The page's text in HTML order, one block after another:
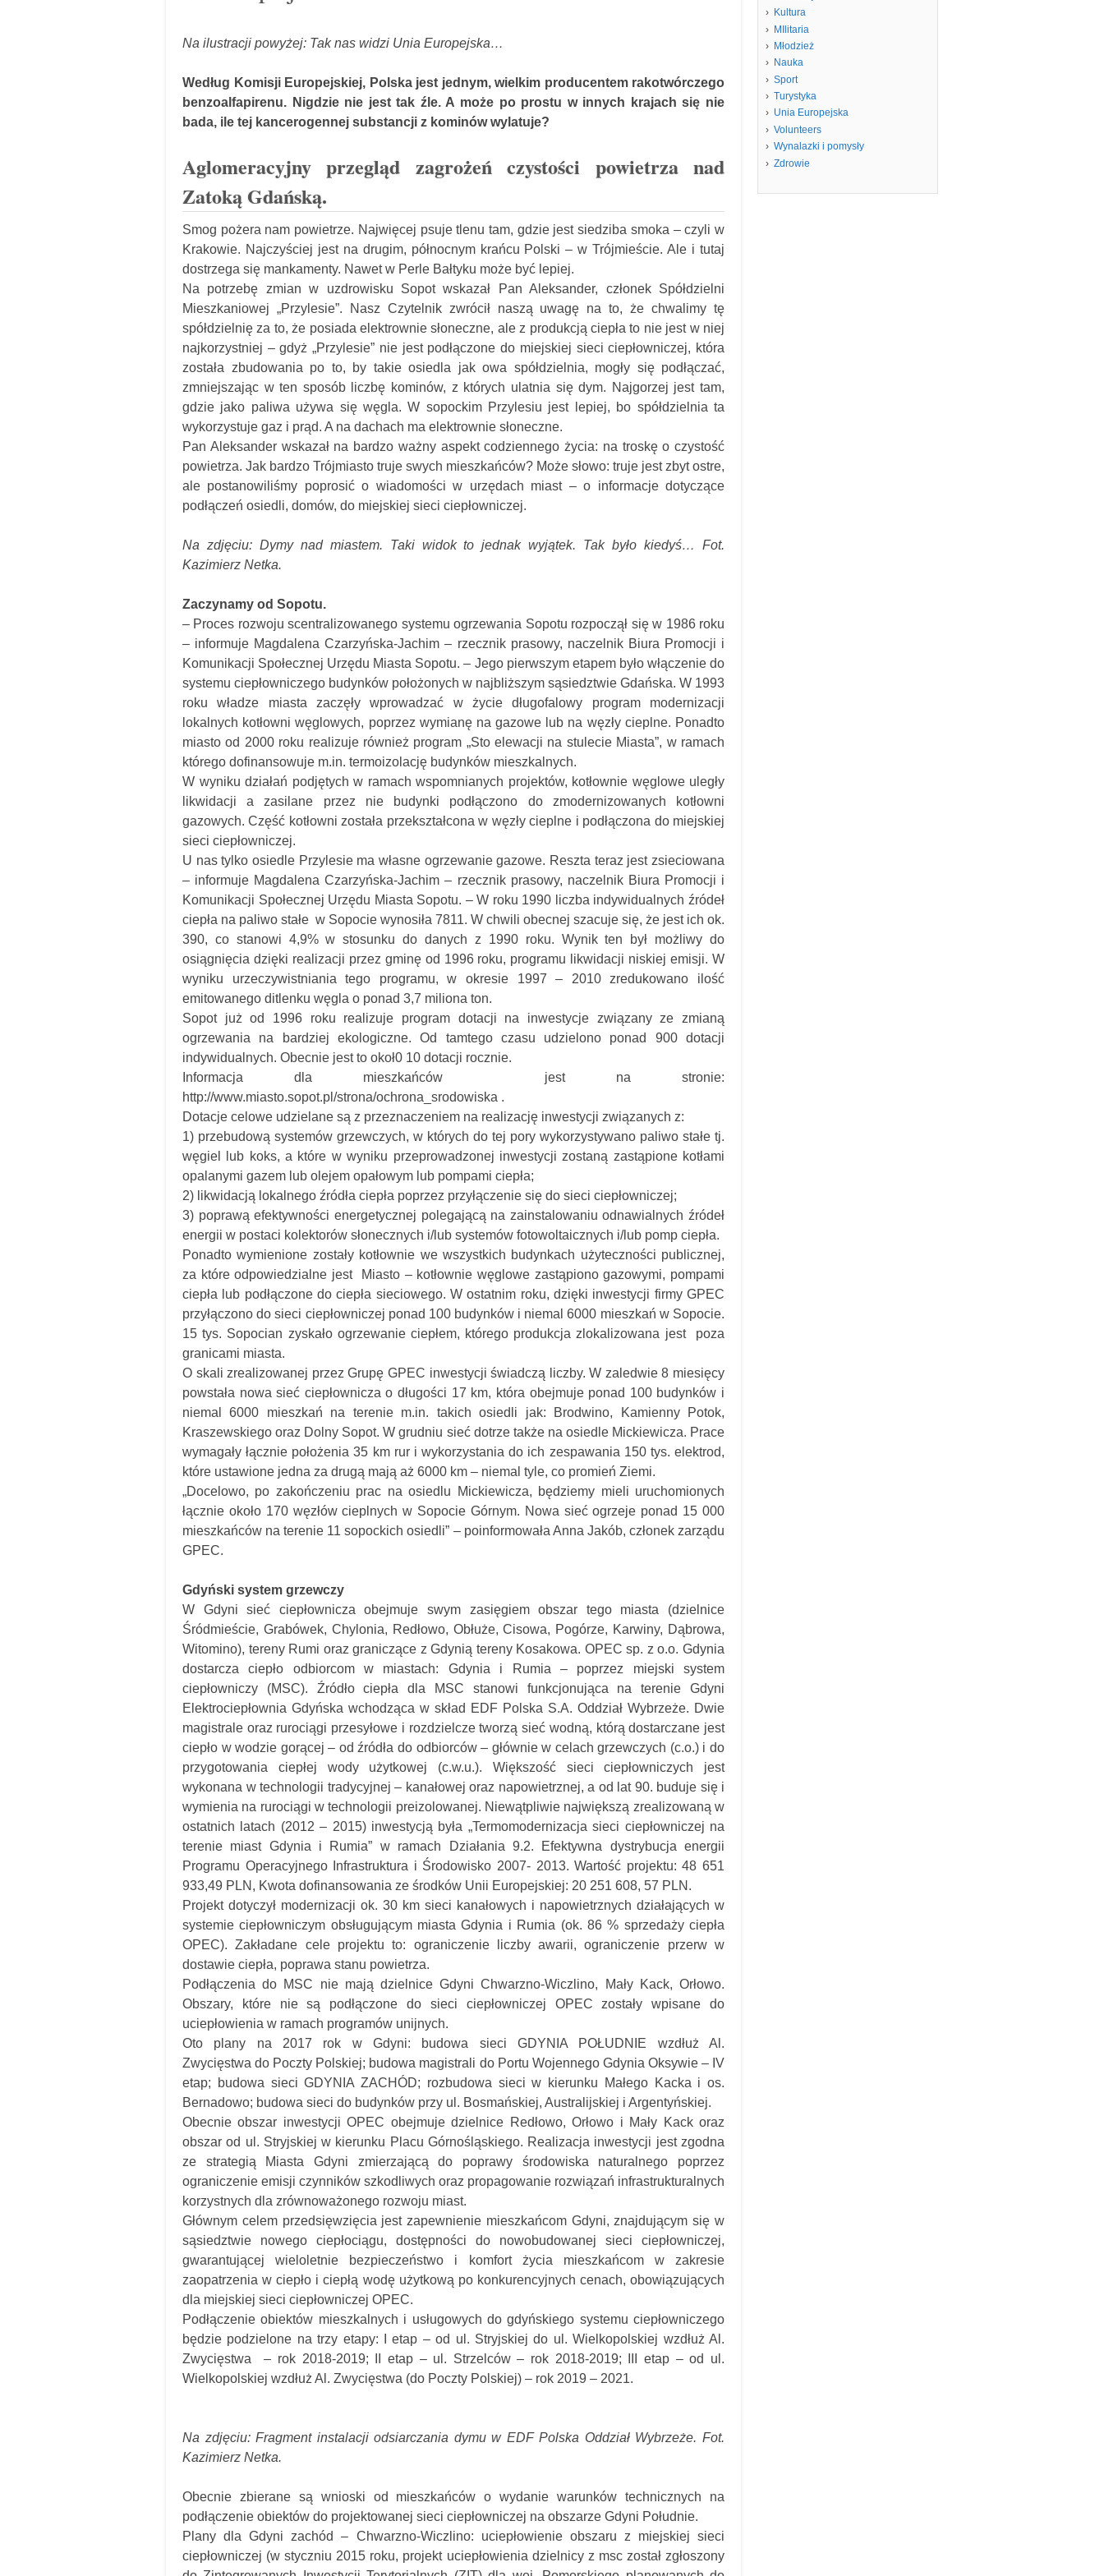
Na ilustracji powyżej: Tak nas widzi Unia Europejska…
Według Komisji Europejskiej, Polska jest jednym, wielkim producentem rakotwórczego
benzoalfapirenu. Nigdzie nie jest tak źle. A może po prostu w innych krajach się nie
bada, ile tej kancerogennej substancji z kominów wylatuje?
Aglomeracyjny przegląd zagrożeń czystości powietrza nad
Zatoką Gdańską.
Smog pożera nam powietrze. Najwięcej psuje tlenu tam, gdzie jest siedziba smoka – czyli w
Krakowie. Najczyściej jest na drugim, północnym krańcu Polski – w Trójmieście. Ale i tutaj
dostrzega się mankamenty. Nawet w Perle Bałtyku może być lepiej.
Na potrzebę zmian w uzdrowisku Sopot wskazał Pan Aleksander, członek Spółdzielni
Mieszkaniowej „Przylesie”. Nasz Czytelnik zwrócił naszą uwagę na to, że chwalimy tę
spółdzielnię za to, że posiada elektrownie słoneczne, ale z produkcją ciepła to nie jest w niej
najkorzystniej – gdyż „Przylesie” nie jest podłączone do miejskiej sieci ciepłowniczej, która
została zbudowania po to, by takie osiedla jak owa spółdzielnia, mogły się podłączać,
zmniejszając w ten sposób liczbę kominów, z których ulatnia się dym. Najgorzej jest tam,
gdzie jako paliwa używa się węgla. W sopockim Przylesiu jest lepiej, bo spółdzielnia ta
wykorzystuje gaz i prąd. A na dachach ma elektrownie słoneczne.
Pan Aleksander wskazał na bardzo ważny aspekt codziennego życia: na troskę o czystość
powietrza. Jak bardzo Trójmiasto truje swych mieszkańców? Może słowo: truje jest zbyt ostre,
ale postanowiliśmy poprosić o wiadomości w urzędach miast – o informacje dotyczące
podłączeń osiedli, domów, do miejskiej sieci ciepłowniczej.
Na zdjęciu: Dymy nad miastem. Taki widok to jednak wyjątek. Tak było kiedyś… Fot.
Kazimierz Netka.
Zaczynamy od Sopotu.
– Proces rozwoju scentralizowanego systemu ogrzewania Sopotu rozpoczął się w 1986 roku
– informuje Magdalena Czarzyńska-Jachim – rzecznik prasowy, naczelnik Biura Promocji i
Komunikacji Społecznej Urzędu Miasta Sopotu. – Jego pierwszym etapem było włączenie do
systemu ciepłowniczego budynków położonych w najbliższym sąsiedztwie Gdańska. W 1993
roku władze miasta zaczęły wprowadzać w życie długofalowy program modernizacji
lokalnych kotłowni węglowych, poprzez wymianę na gazowe lub na węzły cieplne. Ponadto
miasto od 2000 roku realizuje również program „Sto elewacji na stulecie Miasta”, w ramach
którego dofinansowuje m.in. termoizolację budynków mieszkalnych.
W wyniku działań podjętych w ramach wspomnianych projektów, kotłownie węglowe uległy
likwidacji a zasilane przez nie budynki podłączono do zmodernizowanych kotłowni
gazowych. Część kotłowni została przekształcona w węzły cieplne i podłączona do miejskiej
sieci ciepłowniczej.
U nas tylko osiedle Przylesie ma własne ogrzewanie gazowe. Reszta teraz jest zsieciowana
– informuje Magdalena Czarzyńska-Jachim – rzecznik prasowy, naczelnik Biura Promocji i
Komunikacji Społecznej Urzędu Miasta Sopotu. – W roku 1990 liczba indywidualnych źródeł
ciepła na paliwo stałe w Sopocie wynosiła 7811. W chwili obecnej szacuje się, że jest ich ok.
390, co stanowi 4,9% w stosunku do danych z 1990 roku. Wynik ten był możliwy do
osiągnięcia dzięki realizacji przez gminę od 1996 roku, programu likwidacji niskiej emisji. W
wyniku urzeczywistniania tego programu, w okresie 1997 – 2010 zredukowano ilość
emitowanego ditlenku węgla o ponad 3,7 miliona ton.
Sopot już od 1996 roku realizuje program dotacji na inwestycje związany ze zmianą
ogrzewania na bardziej ekologiczne. Od tamtego czasu udzielono ponad 900 dotacji
indywidualnych. Obecnie jest to okoł0 10 dotacji rocznie.
Informacja dla mieszkańców jest na stronie:
http://www.miasto.sopot.pl/strona/ochrona_srodowiska .
Dotacje celowe udzielane są z przeznaczeniem na realizację inwestycji związanych z:
1) przebudową systemów grzewczych, w których do tej pory wykorzystywano paliwo stałe tj.
węgiel lub koks, a które w wyniku przeprowadzonej inwestycji zostaną zastąpione kotłami
opalanymi gazem lub olejem opałowym lub pompami ciepła;
2) likwidacją lokalnego źródła ciepła poprzez przyłączenie się do sieci ciepłowniczej;
3) poprawą efektywności energetycznej polegającą na zainstalowaniu odnawialnych źródeł
energii w postaci kolektorów słonecznych i/lub systemów fotowoltaicznych i/lub pomp ciepła.
Ponadto wymienione zostały kotłownie we wszystkich budynkach użyteczności publicznej,
za które odpowiedzialne jest Miasto – kotłownie węglowe zastąpiono gazowymi, pompami
ciepła lub podłączone do ciepła sieciowego. W ostatnim roku, dzięki inwestycji firmy GPEC
przyłączono do sieci ciepłowniczej ponad 100 budynków i niemal 6000 mieszkań w Sopocie.
15 tys. Sopocian zyskało ogrzewanie ciepłem, którego produkcja zlokalizowana jest poza
granicami miasta.
O skali zrealizowanej przez Grupę GPEC inwestycji świadczą liczby. W zaledwie 8 miesięcy
powstała nowa sieć ciepłownicza o długości 17 km, która obejmuje ponad 100 budynków i
niemal 6000 mieszkań na terenie m.in. takich osiedli jak: Brodwino, Kamienny Potok,
Kraszewskiego oraz Dolny Sopot. W grudniu sieć dotrze także na osiedle Mickiewicza. Prace
wymagały łącznie położenia 35 km rur i wykorzystania do ich zespawania 150 tys. elektrod,
które ustawione jedna za drugą mają aż 6000 km – niemal tyle, co promień Ziemi.
„Docelowo, po zakończeniu prac na osiedlu Mickiewicza, będziemy mieli uruchomionych
łącznie około 170 węzłów cieplnych w Sopocie Górnym. Nowa sieć ogrzeje ponad 15 000
mieszkańców na terenie 11 sopockich osiedli” – poinformowała Anna Jakób, członek zarządu
GPEC.
Gdyński system grzewczy
W Gdyni sieć ciepłownicza obejmuje swym zasięgiem obszar tego miasta (dzielnice
Śródmieście, Grabówek, Chylonia, Redłowo, Obłuże, Cisowa, Pogórze, Karwiny, Dąbrowa,
Witomino), tereny Rumi oraz graniczące z Gdynią tereny Kosakowa. OPEC sp. z o.o. Gdynia
dostarcza ciepło odbiorcom w miastach: Gdynia i Rumia – poprzez miejski system
ciepłowniczy (MSC). Źródło ciepła dla MSC stanowi funkcjonująca na terenie Gdyni
Elektrociepłownia Gdyńska wchodząca w skład EDF Polska S.A. Oddział Wybrzeże. Dwie
magistrale oraz rurociągi przesyłowe i rozdzielcze tworzą sieć wodną, którą dostarczane jest
ciepło w wodzie gorącej – od źródła do odbiorców – głównie w celach grzewczych (c.o.) i do
przygotowania ciepłej wody użytkowej (c.w.u.). Większość sieci ciepłowniczych jest
wykonana w technologii tradycyjnej – kanałowej oraz napowietrznej, a od lat 90. buduje się i
wymienia na rurociągi w technologii preizolowanej. Niewątpliwie największą zrealizowaną w
ostatnich latach (2012 – 2015) inwestycją była „Termomodernizacja sieci ciepłowniczej na
terenie miast Gdynia i Rumia” w ramach Działania 9.2. Efektywna dystrybucja energii
Programu Operacyjnego Infrastruktura i Środowisko 2007- 2013. Wartość projektu: 48 651
933,49 PLN, Kwota dofinansowania ze środków Unii Europejskiej: 20 251 608, 57 PLN.
Projekt dotyczył modernizacji ok. 30 km sieci kanałowych i napowietrznych działających w
systemie ciepłowniczym obsługującym miasta Gdynia i Rumia (ok. 86 % sprzedaży ciepła
OPEC). Zakładane cele projektu to: ograniczenie liczby awarii, ograniczenie przerw w
dostawie ciepła, poprawa stanu powietrza.
Podłączenia do MSC nie mają dzielnice Gdyni Chwarzno-Wiczlino, Mały Kack, Orłowo.
Obszary, które nie są podłączone do sieci ciepłowniczej OPEC zostały wpisane do
uciepłowienia w ramach programów unijnych.
Oto plany na 2017 rok w Gdyni: budowa sieci GDYNIA POŁUDNIE wzdłuż Al.
Zwycięstwa do Poczty Polskiej; budowa magistrali do Portu Wojennego Gdynia Oksywie – IV
etap; budowa sieci GDYNIA ZACHÓD; rozbudowa sieci w kierunku Małego Kacka i os.
Bernadowo; budowa sieci do budynków przy ul. Bosmańskiej, Australijskiej i Argentyńskiej.
Obecnie obszar inwestycji OPEC obejmuje dzielnice Redłowo, Orłowo i Mały Kack oraz
obszar od ul. Stryjskiej w kierunku Placu Górnośląskiego. Realizacja inwestycji jest zgodna
ze strategią Miasta Gdyni zmierzającą do poprawy środowiska naturalnego poprzez
ograniczenie emisji czynników szkodliwych oraz propagowanie rozwiązań infrastrukturalnych
korzystnych dla zrównoważonego rozwoju miast.
Głównym celem przedsięwzięcia jest zapewnienie mieszkańcom Gdyni, znajdującym się w
sąsiedztwie nowego ciepłociągu, dostępności do nowobudowanej sieci ciepłowniczej,
gwarantującej wieloletnie bezpieczeństwo i komfort życia mieszkańcom w zakresie
zaopatrzenia w ciepło i ciepłą wodę użytkową po konkurencyjnych cenach, obowiązujących
dla miejskiej sieci ciepłowniczej OPEC.
Podłączenie obiektów mieszkalnych i usługowych do gdyńskiego systemu ciepłowniczego
będzie podzielone na trzy etapy: I etap – od ul. Stryjskiej do ul. Wielkopolskiej wzdłuż Al.
Zwycięstwa – rok 2018-2019; II etap – ul. Strzelców – rok 2018-2019; III etap – od ul.
Wielkopolskiej wzdłuż Al. Zwycięstwa (do Poczty Polskiej) – rok 2019 – 2021.
Na zdjęciu: Fragment instalacji odsiarczania dymu w EDF Polska Oddział Wybrzeże. Fot.
Kazimierz Netka.
Obecnie zbierane są wnioski od mieszkańców o wydanie warunków technicznych na
podłączenie obiektów do projektowanej sieci ciepłowniczej na obszarze Gdyni Południe.
Plany dla Gdyni zachód – Chwarzno-Wiczlino: uciepłowienie obszaru z miejskiej sieci
ciepłowniczej (w styczniu 2015 roku, projekt uciepłowienia dzielnicy z msc został zgłoszony
Kultura
MIlitaria
Młodzież
Nauka
Sport
Turystyka
Unia Europejska
Volunteers
Wynalazki i pomysły
Zdrowie